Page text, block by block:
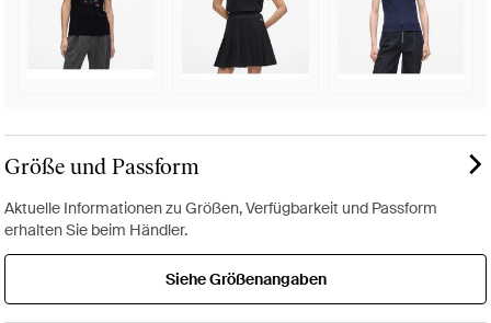
Größe und Passform
Aktuelle Informationen zu Größen, Verfügbarkeit und Passform
erhalten Sie beim Händler.
Siehe Größenangaben